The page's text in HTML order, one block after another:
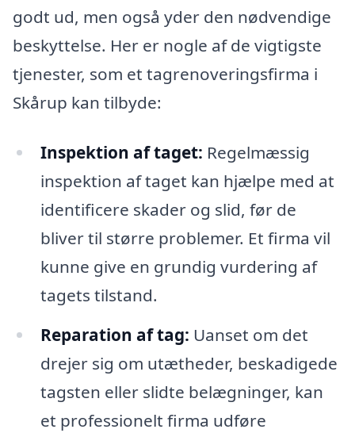
godt ud, men også yder den nødvendige
beskyttelse. Her er nogle af de vigtigste
tjenester, som et tagrenoveringsfirma i
Skårup kan tilbyde:
Inspektion af taget: Regelmæssig
inspektion af taget kan hjælpe med at
identificere skader og slid, før de
bliver til større problemer. Et firma vil
kunne give en grundig vurdering af
tagets tilstand.
Reparation af tag: Uanset om det
drejer sig om utætheder, beskadigede
tagsten eller slidte belægninger, kan
et professionelt firma udføre